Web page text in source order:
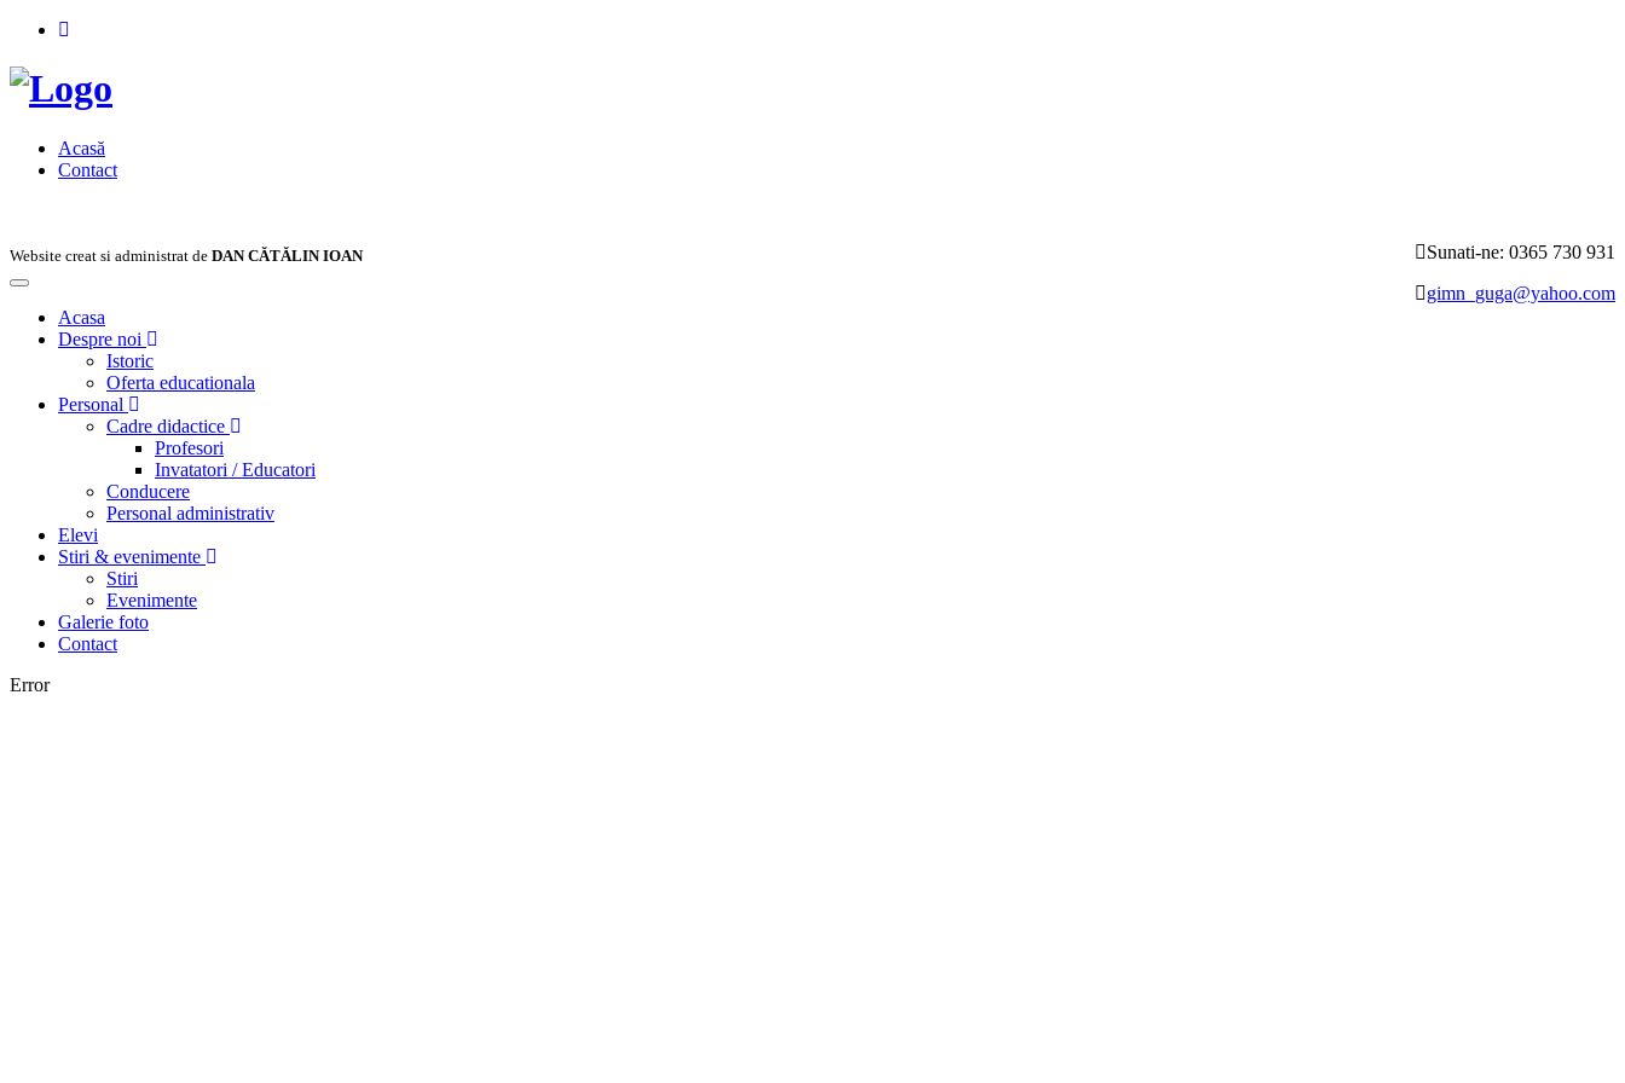
Acasă
Contact
Sunati-ne: 0365 730 931
gimn_guga@yahoo.com
Website creat si administrat de DAN CĂTĂLIN IOAN
Toggle
navigationAcasa
Despre noi
Istoric
Oferta educationala
Personal
Cadre didactice
Profesori
Invatatori / Educatori
Conducere
Personal administrativ
Elevi
Stiri & evenimente
Stiri
Evenimente
Galerie foto
Contact
Error